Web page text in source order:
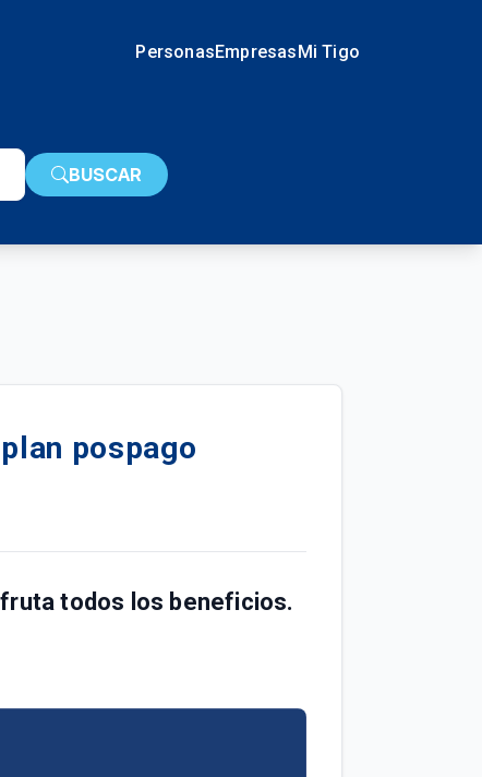
PersonasEmpresasMi Tigo
BUSCAR
pospago
todos los beneficios.